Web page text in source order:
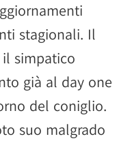
stagionali. Il
simpatico
già al day one
del coniglio.
suo malgrado